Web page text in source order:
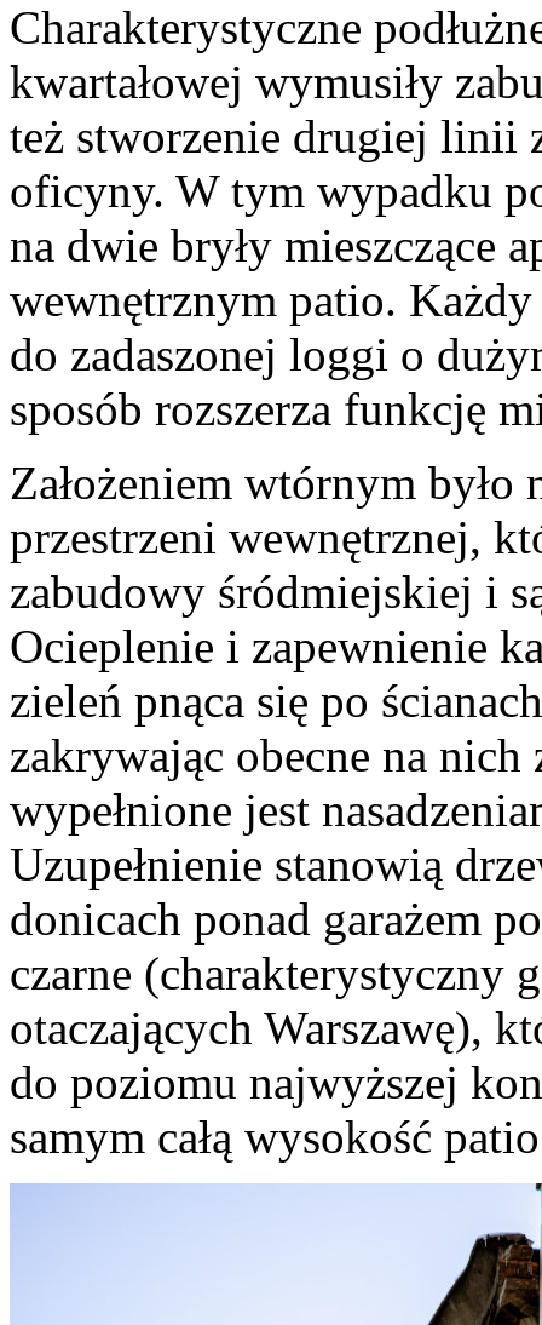
Charakterystyczne
kwartałowej wymusiły
też stworzenie drugiej linii
oficyny. W tym wypadku
na dwie bryły mieszczące
wewnętrznym patio. Każdy
do zadaszonej loggi o
sposób rozszerza funkcję
Założeniem wtórnym było
przestrzeni wewnętrznej,
zabudowy śródmiejskiej i
Ocieplenie i zapewnienie
zieleń pnąca się po
zakrywając obecne na
wypełnione jest
Uzupełnienie stanowią
donicach ponad garażem
czarne (charakterystyczny
otaczających Warszawę),
do poziomu najwyższej
samym całą wysokość